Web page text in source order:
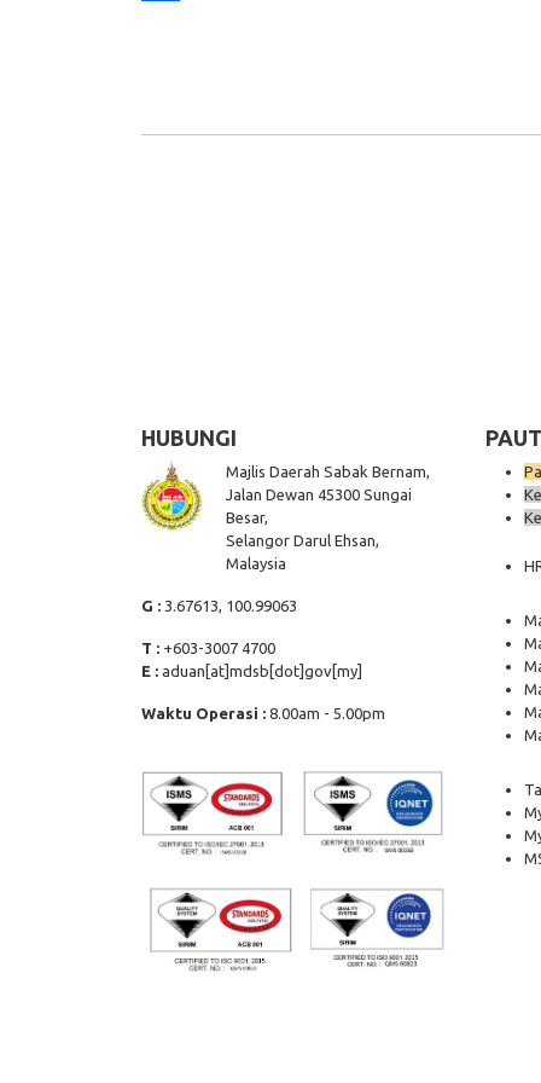
HUBUNGI
Majlis Daerah Sabak Bernam,
Jalan Dewan 45300 Sungai
Besar,
Selangor Darul Ehsan,
Malaysia
G : 3.67613, 100.99063
T : +603-3007 4700
E : aduan[at]mdsb[dot]gov[my]
Waktu Operasi : 8.00am - 5.00pm